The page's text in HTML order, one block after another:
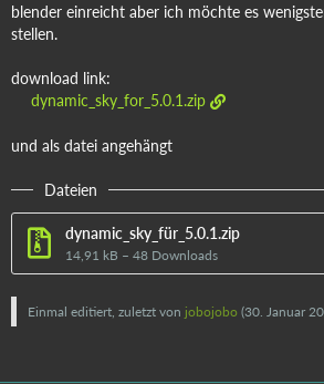
blender einreicht aber ich möchte es
stellen.
download link:
dynamic_sky_for_5.0.1.zip
und als datei angehängt
Dateien
dynamic_sky_für_5.0.1.zip
14,91 kB – 48 Downloads
Einmal editiert, zuletzt von jobojobo (30. Januar